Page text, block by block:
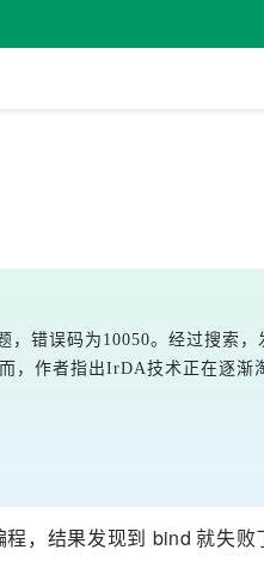
错误码为10050。经过搜索
作者指出IrDA技术正在逐
，结果发现到 bind 就失